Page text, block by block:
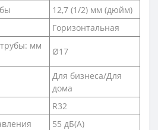
12,7 (1/2) мм (дюйм)
Горизонтальная
мм
Ø17
Для бизнеса/Для
дома
R32
55 дБ(А)